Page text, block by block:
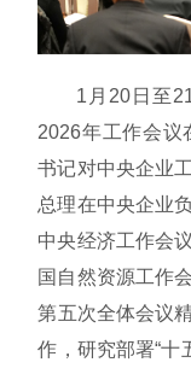
1月20日至
2026年工作会议
书记对中央企业
总理在中央企业
中央经济工作会
国自然资源工作
第五次全体会议
作，研究部署“十